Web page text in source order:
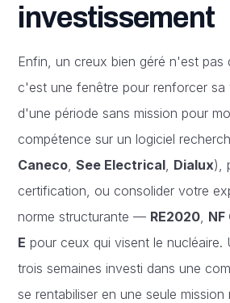
investissement
Enfin, un creux bien géré n'est pas
c'est une fenêtre pour renforcer sa
d'une période sans mission pour
compétence sur un logiciel
Caneco ,See Electrical Dialux),
certification, ou consolider votre
norme structurante — RE2020 NF
E pour ceux qui visent le nucléaire.
trois semaines investi dans une
se rentabiliser en une seule mission